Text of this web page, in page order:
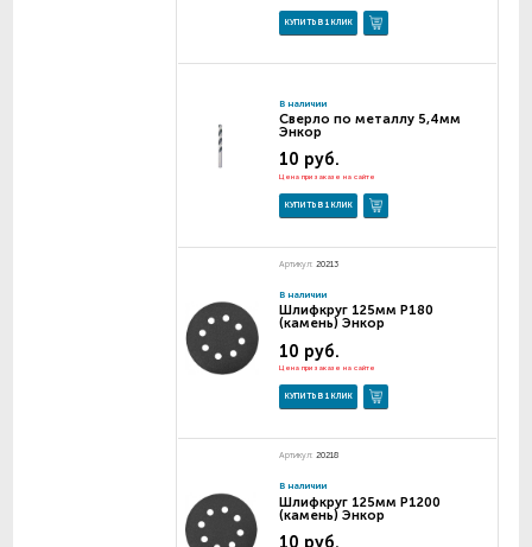
КУПИТЬ В 1 КЛИК
В наличии
Сверло по металлу 5,4мм
Энкор
10 руб.
Цена при заказе на сайте
КУПИТЬ В 1 КЛИК
Артикул: 20213
В наличии
Шлифкруг 125мм Р180
(камень) Энкор
10 руб.
Цена при заказе на сайте
КУПИТЬ В 1 КЛИК
Артикул: 20218
В наличии
Шлифкруг 125мм Р1200
(камень) Энкор
10 руб.